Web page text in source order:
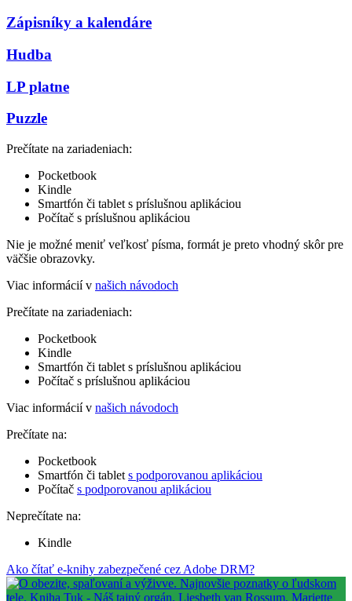
Zápisníky a kalendáre
Hudba
LP platne
Puzzle
Prečítate na zariadeniach:
Pocketbook
Kindle
Smartfón či tablet s príslušnou aplikáciou
Počítač s príslušnou aplikáciou
Nie je možné meniť veľkosť písma, formát je preto vhodný skôr pre
väčšie obrazovky.
Viac informácií v našich návodoch
Prečítate na zariadeniach:
Pocketbook
Kindle
Smartfón či tablet s príslušnou aplikáciou
Počítač s príslušnou aplikáciou
Viac informácií v našich návodoch
Prečítate na:
Pocketbook
Smartfón či tablet s podporovanou aplikáciou
Počítač s podporovanou aplikáciou
Neprečítate na:
Kindle
Ako čítať e-knihy zabezpečené cez Adobe DRM?